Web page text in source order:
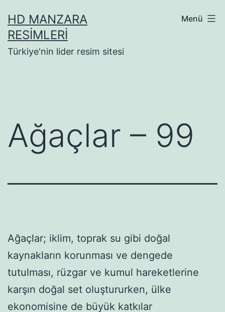
geçHD MANZARA
RESIMLERI
Türkiye'nin lider resim sitesi
Menü
Ağaçlar – 99
Ağaçlar; iklim, toprak su gibi doğal
kaynakların korunması ve dengede
tutulması, rüzgar ve kumul hareketlerine
karşın doğal set oluştururken, ülke
ekonomisine de büyük katkılar